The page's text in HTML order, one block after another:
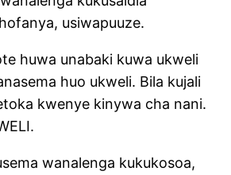
usiwapuuze.
huwa unabaki kuwa ukweli
huo ukweli. Bila kujali
kwenye kinywa cha nani.
wanalenga kukukosoa,